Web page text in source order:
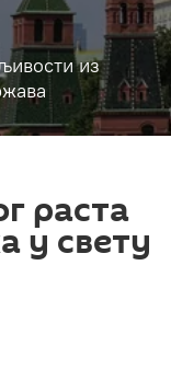
из
раста
у свету